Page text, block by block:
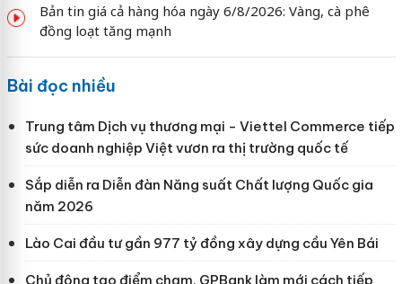
Bản tin giá cả hàng hóa ngày 6/8/2026: Vàng, cà phê
đồng loạt tăng mạnh
Bài đọc nhiều
Trung tâm Dịch vụ thương mại - Viettel Commerce tiếp
sức doanh nghiệp Việt vươn ra thị trường quốc tế
Sắp diễn ra Diễn đàn Năng suất Chất lượng Quốc gia
năm 2026
Lào Cai đầu tư gần 977 tỷ đồng xây dựng cầu Yên Bái
Chủ động tạo điểm chạm, GPBank làm mới cách tiếp